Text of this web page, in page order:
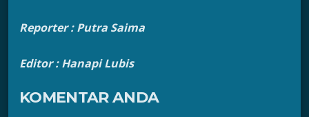
Reporter : Putra Saima
Editor : Hanapi Lubis
KOMENTAR ANDA